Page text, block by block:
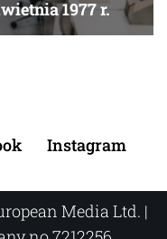
Instagram
Media Ltd. |